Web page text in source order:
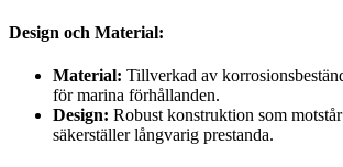
Design och Material:
Material: Tillverkad av
för marina förhållanden.
Design: Robust konstruktion som
säkerställer långvarig prestanda.